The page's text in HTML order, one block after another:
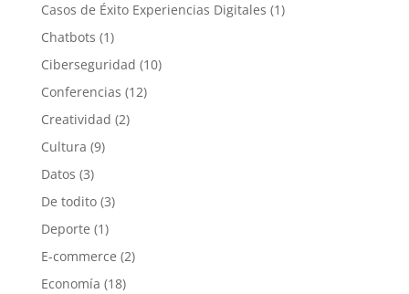
Casos de Éxito Experiencias Digitales (1)
Chatbots (1)
Ciberseguridad (10)
Conferencias (12)
Creatividad (2)
Cultura (9)
Datos (3)
De todito(3)
Deporte (1)
E-commerce (2)
Economía (18)